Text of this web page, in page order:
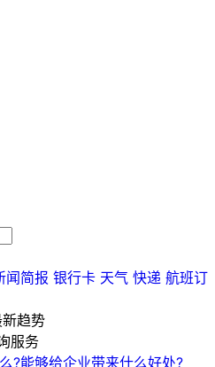
闻简报 银行卡 天气 快递 航班订
趋势
服务
?能够给企业带来什么好处?